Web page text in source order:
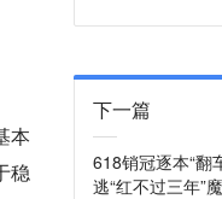
本
稳
下一篇
618销冠逐本“翻
逃“红不过三年”